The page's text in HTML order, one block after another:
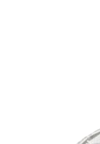
ト：防水性・ソ